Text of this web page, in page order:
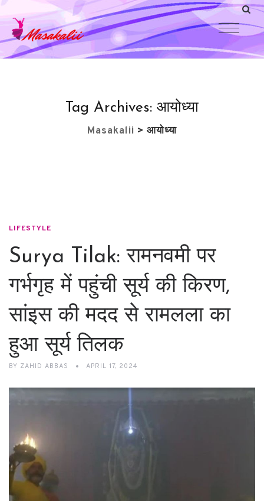
Tag Archives: आयोध्या
Masakalii > आयोध्या
LIFESTYLE
Surya Tilak: रामनवमी पर
गर्भगृह में पहुंची सूर्य की किरण,
सांइस की मदद से रामलला का
हुआ सूर्य तिलक
BY ZAHID ABBAS APRIL 17, 2024